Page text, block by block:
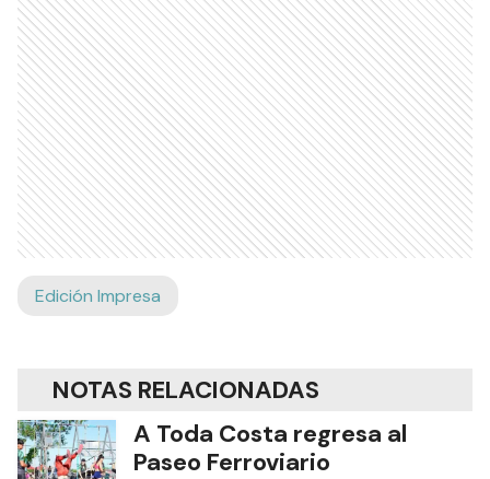
Edición Impresa
NOTAS RELACIONADAS
A Toda Costa regresa al
Paseo Ferroviario